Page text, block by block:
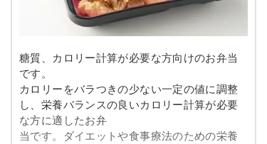
メニュー例をもっと見る
※ その他備考
メニューは日替わりです（メニューは一例です）
リン 137.6mg
カリウム 271.1mg
コレステロール -
※ 一例です。メニューにより前後します
彩り旬菜プラスのメニュー例
糖質、カロリー計算が必要な方向けのお弁当
です。
カロリーをバラつきの少ない一定の値に調整
し、栄養バランスの良いカロリー計算が必要
な方に適したお弁
当です。ダイエットや食事療法のための栄養